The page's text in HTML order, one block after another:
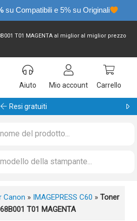
su Compatibili e 5% su Originali
T01 MAGENTA al miglior al miglior prezzo
Aiuto
Mio account Carrello
Resi gratuiti
Canon » IMAGEPRESS C60 » Toner
T01 MAGENTA